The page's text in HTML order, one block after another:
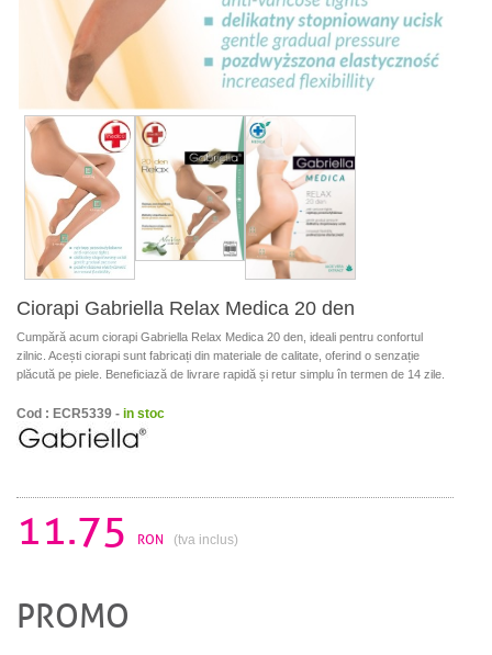
Ciorapi Gabriella Relax Medica 20 den
Cumpără acum ciorapi Gabriella Relax Medica 20 den, ideali pentru confortul
zilnic. Acești ciorapi sunt fabricați din materiale de calitate, oferind o senzație
plăcută pe piele. Beneficiază de livrare rapidă și retur simplu în termen de 14 zile.
Cod : ECR5339 - in stoc
11.75 RON (tva inclus)
PROMO